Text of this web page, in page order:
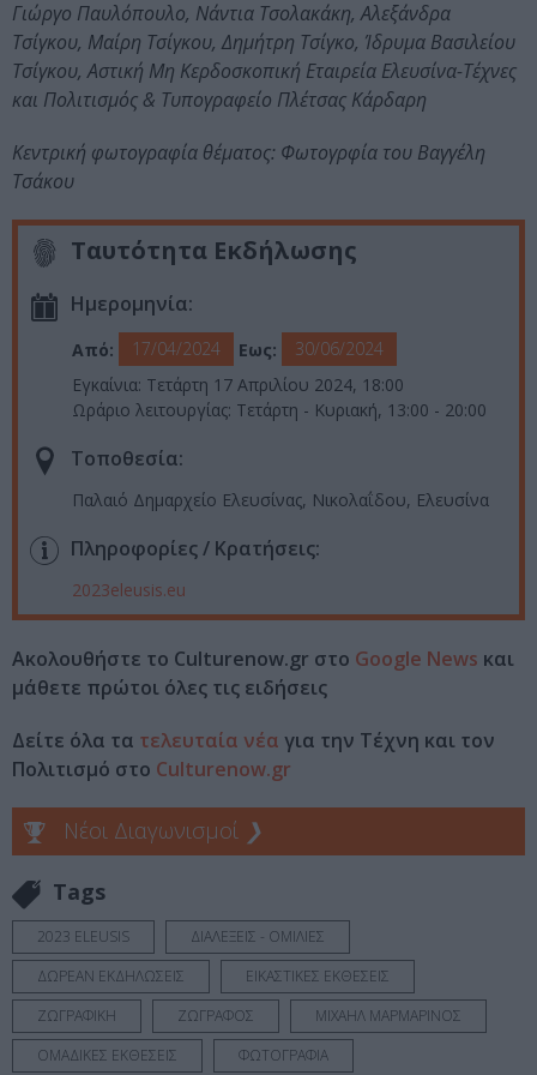
Γιώργο Παυλόπουλο, Νάντια Τσολακάκη, Αλεξάνδρα
Τσίγκου, Μαίρη Τσίγκου, Δημήτρη Τσίγκο, Ίδρυμα Βασιλείου
Τσίγκου, Αστική Μη Κερδοσκοπική Εταιρεία Ελευσίνα-Τέχνες
και Πολιτισμός & Τυπογραφείο Πλέτσας Κάρδαρη
Κεντρική φωτογραφία θέματος: Φωτογρφία του Βαγγέλη
Τσάκου
Ταυτότητα Εκδήλωσης
Ημερομηνία:
Από: 17/04/2024 Εως:
30/06/2024
Εγκαίνια: Τετάρτη 17 Απριλίου 2024, 18:00
Ωράριο λειτουργίας: Τετάρτη - Κυριακή, 13:00 - 20:00
Τοποθεσία:
Παλαιό Δημαρχείο Ελευσίνας, Νικολαΐδου, Ελευσίνα
Πληροφορίες / Κρατήσεις:
2023eleusis.eu
Ακολουθήστε το Culturenow.gr στο Google News και
μάθετε πρώτοι όλες τις ειδήσεις
Δείτε όλα τα τελευταία νέα για την Τέχνη και τον
Πολιτισμό στο Culturenow.gr
Νέοι Διαγωνισμοί ❯
Tags
2023 ELEUSIS
ΔΙΑΛΕΞΕΙΣ - ΟΜΙΛΙΕΣ
ΔΩΡΕΑΝ ΕΚΔΗΛΩΣΕΙΣ
ΕΙΚΑΣΤΙΚΕΣ ΕΚΘΕΣΕΙΣ
ΖΩΓΡΑΦΙΚΗ
ΖΩΓΡΑΦΟΣ
ΜΙΧΑΗΛ ΜΑΡΜΑΡΙΝΟΣ
ΟΜΑΔΙΚΕΣ ΕΚΘΕΣΕΙΣ
ΦΩΤΟΓΡΑΦΙΑ